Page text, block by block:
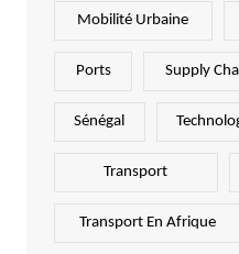
Mobilité Urbaine
Ports Supply
Sénégal
Transport
Transport En Afrique